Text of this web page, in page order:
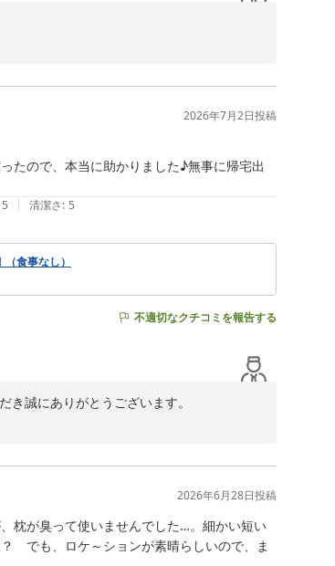
ント係
2026年7月2日投稿
たので、本当に助かりました♪無事に帰宅出
5 | 清潔さ: 5
食事なし）
不適切なクチコミを報告する
誠にありがとうございます。
テルを目指してまいります。次回大阪へ
2026年6月28日投稿
枕が臭って使いませんでした…。細かい短い
　でも、ロケ～ションが素晴らしいので、ま